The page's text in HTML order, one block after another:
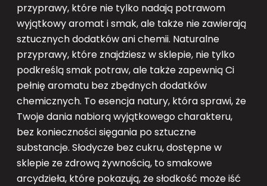
przyprawy, które nie tylko nadają potrawom
wyjątkowy aromat i smak, ale także nie zawierają
sztucznych dodatków ani chemii. Naturalne
przyprawy, które znajdziesz w sklepie, nie tylko
podkreślą smak potraw, ale także zapewnią Ci
pełnię aromatu bez zbędnych dodatków
chemicznych. To esencja natury, która sprawi, że
Twoje dania nabiorą wyjątkowego charakteru,
bez konieczności sięgania po sztuczne
substancje. Słodycze bez cukru, dostępne w
sklepie ze zdrową żywnością, to smakowe
arcydzieła, które pokazują, że słodkość może iść